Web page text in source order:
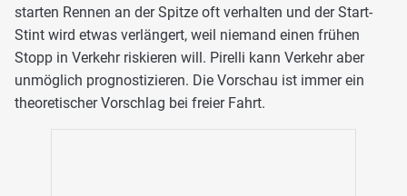
starten Rennen an der Spitze oft verhalten und der Start-
Stint wird etwas verlängert, weil niemand einen frühen
Stopp in Verkehr riskieren will. Pirelli kann Verkehr aber
unmöglich prognostizieren. Die Vorschau ist immer ein
theoretischer Vorschlag bei freier Fahrt.